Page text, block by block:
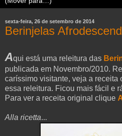
sexta-feira, 26 de setembro de 2014
Berinjelas
Aqui está uma releitura das
publicada em Novembro/2010.
caríssimo visitante, veja a receita
essa releitura. Ficou mais fácil e
Para ver a receita original clique
Alla ricetta...